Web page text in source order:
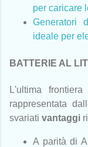
per caricare
Generatori
ideale per
BATTERIE AL
L'ultima
rappresentata
svariati vantaggi
A parità di